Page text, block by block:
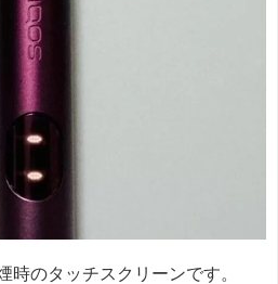
時のタッチスクリーンです。